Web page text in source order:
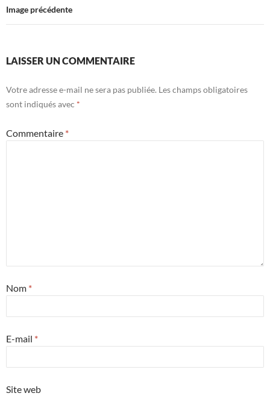
Image précédente
LAISSER UN COMMENTAIRE
Votre adresse e-mail ne sera pas publiée. Les champs obligatoires
sont indiqués avec *
Commentaire *
Nom *
E-mail *
Site web